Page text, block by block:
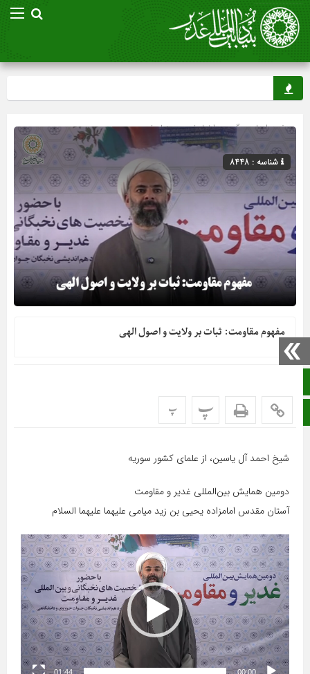
صفحه اصلی» گروه »اخبار غدیر»بنیاد غدیر
شناسه : 8448
مفهوم مقاومت: ثبات بر ولایت و اصول الهی
پ پ
شیخ احمد آل یاسین، از علمای کشور سوریه
دومین همایش بین‌المللی غدیر و مقاومت
آستان مقدس امامزاده یحیی بن زید میامی علیهما علیهما السلام
نمایشگر
ویدیو
00:00
01:44